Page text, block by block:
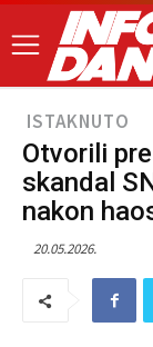
ISTAKNUTO
Otvorili
skandal
nakon
20.05.2026.